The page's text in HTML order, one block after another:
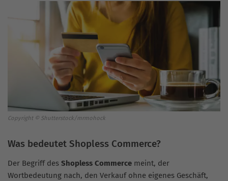
Copyright © Shutterstock/mrmohock
Was bedeutet Shopless Commerce?
Der Begriff des Shopless Commerce meint, der
Wortbedeutung nach, den Verkauf ohne eigenes Geschäft,